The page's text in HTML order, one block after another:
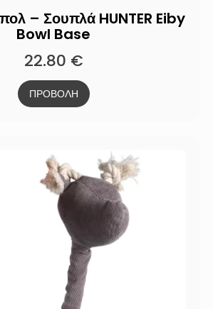
– Σουπλά HUNTER Eiby
Bowl Base
22.80 €
ΠΡΟΒΟΛΗ